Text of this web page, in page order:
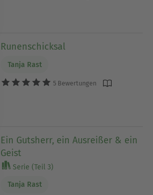
Runenschicksal
Tanja Rast
5 Bewertungen
Ein Gutsherr, ein Ausreißer & ein
Geist
Serie (Teil 3)
Tanja Rast